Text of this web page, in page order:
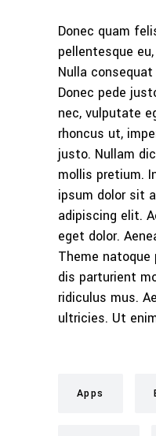
Donec quam
pellentesque
Nulla
Donec pede
nec, vulputate
rhoncus ut,
justo. Nullam
mollis pretium.
ipsum dolor sit
adipiscing elit.
eget dolor.
Theme
dis parturient
ridiculus mus.
ultricies. Ut
Apps